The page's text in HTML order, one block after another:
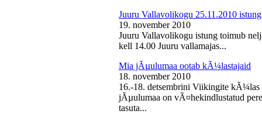
Juuru Vallavolikogu 25.11.2010 istung
19. november 2010
Juuru Vallavolikogu istung toimub
kell 14.00 Juuru vallamajas...
Mia jÃµulumaa ootab kÃ¼lastajaid
18. november 2010
16.-18. detsembrini Viikingite
jÃµulumaa on vÃ¤hekindlustatud
tasuta...